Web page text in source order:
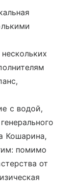
с водой,
Кошарина,
помимо
от